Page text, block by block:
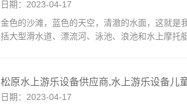
日期：2023-04-17
金色的沙滩，蓝色的天空，清澈的水面，这就是
括大型滑水道、漂流河、泳池、浪池和水上摩托
松原水上游乐设备供应商,水上游乐设备儿
日期：2023-04-17